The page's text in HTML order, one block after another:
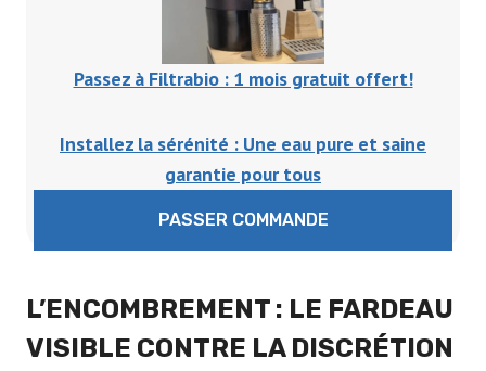
Passez à Filtrabio : 1 mois gratuit offert!
Installez la sérénité : Une eau pure et saine
garantie pour tous
PASSER COMMANDE
L’ENCOMBREMENT : LE FARDEAU
VISIBLE CONTRE LA DISCRÉTION